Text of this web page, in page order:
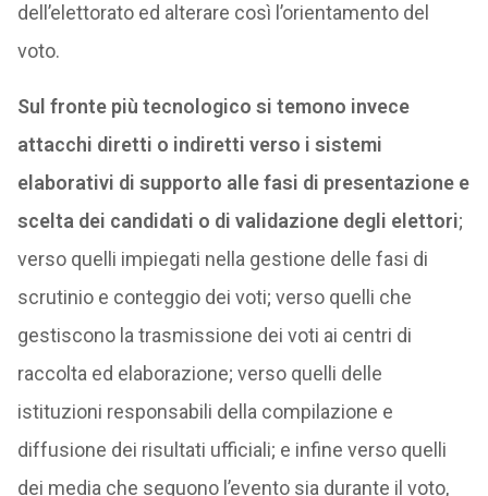
dell’elettorato ed alterare così l’orientamento del
voto.
Sul fronte più tecnologico si temono invece
attacchi diretti o indiretti verso i sistemi
elaborativi di supporto alle fasi di presentazione e
scelta dei candidati o di validazione degli elettori;
verso quelli impiegati nella gestione delle fasi di
scrutinio e conteggio dei voti; verso quelli che
gestiscono la trasmissione dei voti ai centri di
raccolta ed elaborazione; verso quelli delle
istituzioni responsabili della compilazione e
diffusione dei risultati ufficiali; e infine verso quelli
dei media che seguono l’evento sia durante il voto,